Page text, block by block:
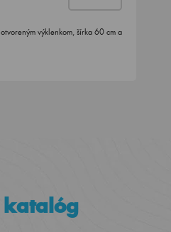
výklenkom, šírka 60 cm a